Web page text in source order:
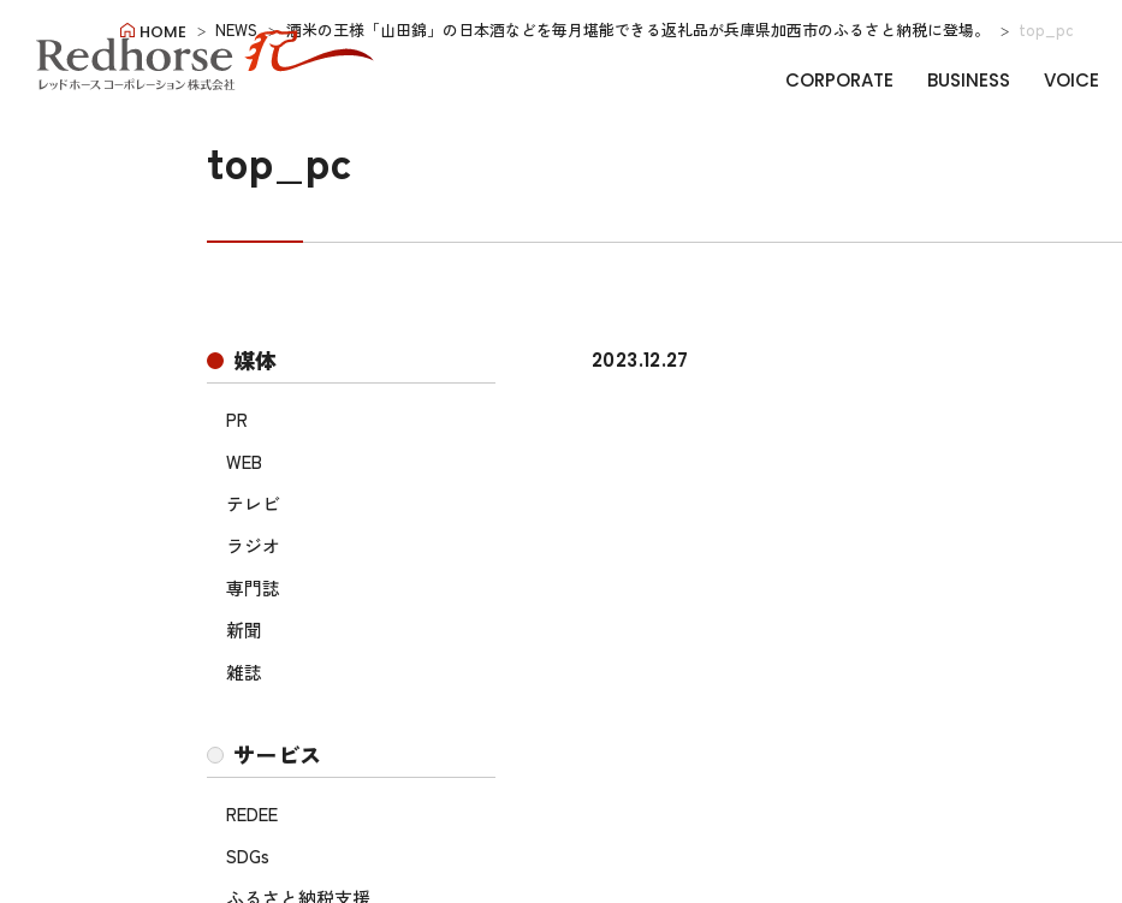
CORPORATE BUSINESS VOICE
HOME NEWS 酒米の王様「山田錦」の日本酒などを毎月堪能できる返礼品が兵庫県加西市のふるさと納税に登場。 top_pc
top_pc
媒体
PR
WEB
テレビ
ラジオ
専門誌
新聞
雑誌
サービス
REDEE
SDGs
ふるさと納税支援
2023.12.27